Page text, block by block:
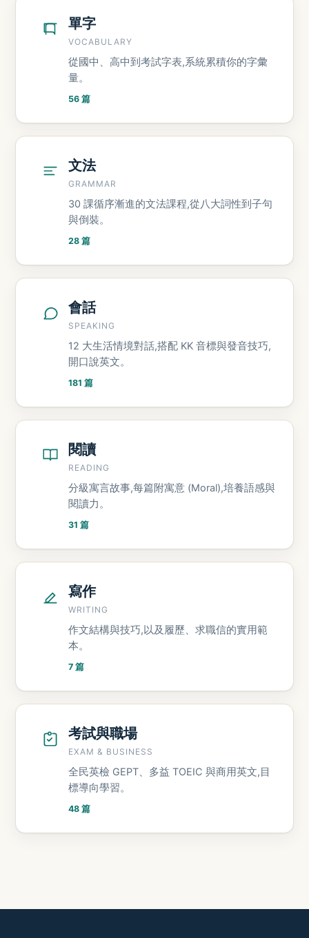
單字
VOCABULARY
從國中、高中到考試字表,系統累積你的字彙
量。
56 篇
文法
GRAMMAR
30 課循序漸進的文法課程,從八大詞性到子句
與倒裝。
28 篇
會話
SPEAKING
12 大生活情境對話,搭配 KK 音標與發音技巧,
開口說英文。
181 篇
閱讀
READING
分級寓言故事,每篇附寓意 (Moral),培養語感與
閱讀力。
31 篇
寫作
WRITING
作文結構與技巧,以及履歷、求職信的實用範
本。
7 篇
考試與職場
EXAM & BUSINESS
全民英檢 GEPT、多益 TOEIC 與商用英文,目
標導向學習。
48 篇